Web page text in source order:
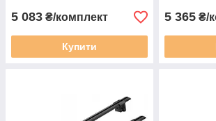
5 083 ₴/комплект
Купити
5 365 ₴/